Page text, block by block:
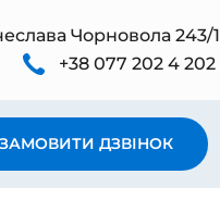
Чорновола 243/1
+38 077 202 4 202
ЗАМОВИТИ ДЗВІНОК